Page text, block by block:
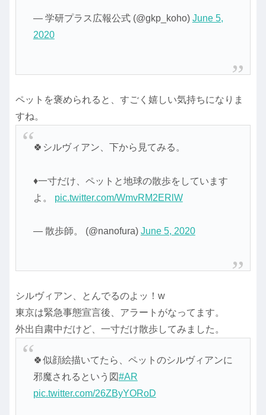
— 学研プラス広報公式 (@gkp_koho) June 5,
2020
ペットを褒められると、すごく嬉しい気持ちになりま
すね。
🍀シルヴィアン、下から見てみる。
♦一寸だけ、ペットと地球の散歩をしています
よ。 pic.twitter.com/WmvRM2ERlW
— 散歩師。 (@nanofura) June 5, 2020
シルヴィアン、とんでるのよッ！w
東京は緊急事態宣言後、アラートがなってます。
外出自粛中だけど、一寸だけ散歩してみました。
🍀似顔絵描いてたら、ペットのシルヴィアンに
邪魔されるという図#AR
pic.twitter.com/26ZByYORoD